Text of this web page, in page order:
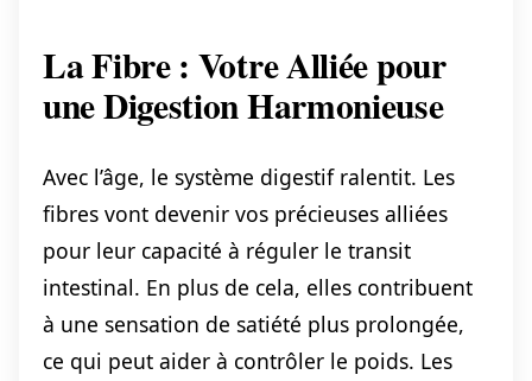
La Fibre : Votre Alliée pour
une Digestion Harmonieuse
Avec l’âge, le système digestif ralentit. Les
fibres vont devenir vos précieuses alliées
pour leur capacité à réguler le transit
intestinal. En plus de cela, elles contribuent
à une sensation de satiété plus prolongée,
ce qui peut aider à contrôler le poids. Les